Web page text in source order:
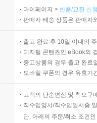
마이페이지 > 반품/교환 신
판매자 배송 상품은 판매자
출고 완료 후 10일 이내의
디지털 콘텐츠인 eBook의
중고상품의 경우 출고 완료
모바일 쿠폰의 경우 유효기
고객의 단순변심 및 착오구
직수입양서/직수입일서중
단, 아래의 주문/취소 조건